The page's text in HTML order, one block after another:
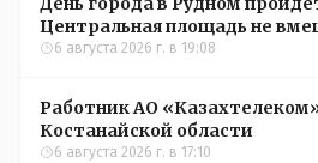
Центральная площадь не
желающих
6 августа 2026 г. в 19:08
Работник АО
Костанайской области
6 августа 2026 г. в 17:10